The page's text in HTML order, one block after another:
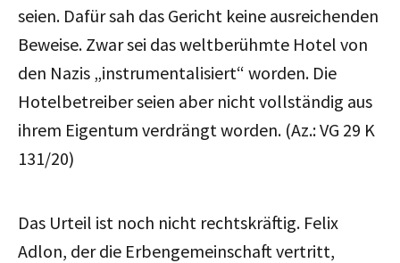
seien. Dafür sah das Gericht keine ausreichenden
Beweise. Zwar sei das weltberühmte Hotel von
den Nazis „instrumentalisiert“ worden. Die
Hotelbetreiber seien aber nicht vollständig aus
ihrem Eigentum verdrängt worden. (Az.: VG 29 K
131/20)
Das Urteil ist noch nicht rechtskräftig. Felix
Adlon, der die Erbengemeinschaft vertritt,